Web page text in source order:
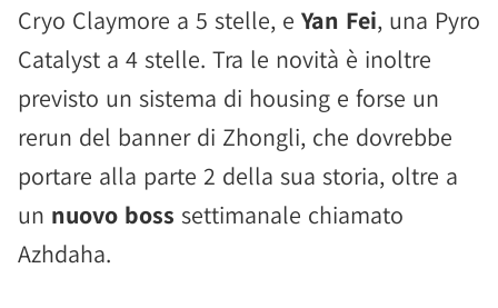
Cryo Claymore a 5 stelle, e Yan Fei, una Pyro
Catalyst a 4 stelle. Tra le novità è inoltre
previsto un sistema di housing e forse un
rerun del banner di Zhongli, che dovrebbe
portare alla parte 2 della sua storia, oltre a
un nuovo boss settimanale chiamato
Azhdaha.